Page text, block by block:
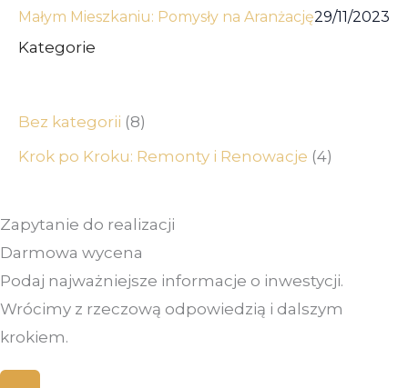
Małym Mieszkaniu: Pomysły na Aranżację29/11/2023
Kategorie
Bez kategorii (8)
Krok po Kroku: Remonty i Renowacje (4)
Zapytanie do realizacji
Darmowa wycena
Podaj najważniejsze informacje o inwestycji.
Wrócimy z rzeczową odpowiedzią i dalszym
krokiem.